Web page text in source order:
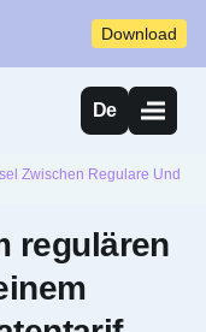
Download
De
Zwischen Regulare Und
regulären